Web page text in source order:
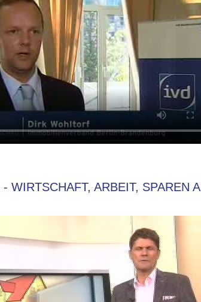
WIRTSCHAFT, ARBEIT, SPAREN